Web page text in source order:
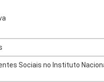
Sociais no Instituto